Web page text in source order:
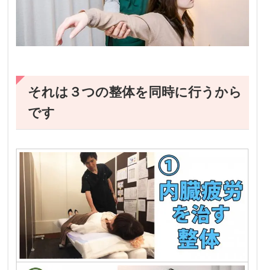
それは３つの整体を同時に行うから
です